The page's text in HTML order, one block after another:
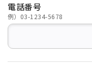
電話番号
例）03-1234-5678